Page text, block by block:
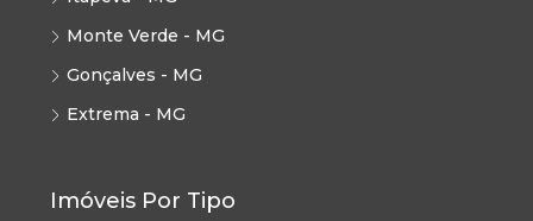
Monte Verde - MG
Gonçalves - MG
Extrema - MG
Imóveis Por Tipo